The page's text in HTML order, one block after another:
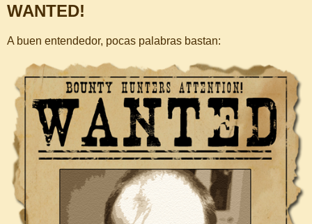
WANTED!
A buen entendedor, pocas palabras bastan: